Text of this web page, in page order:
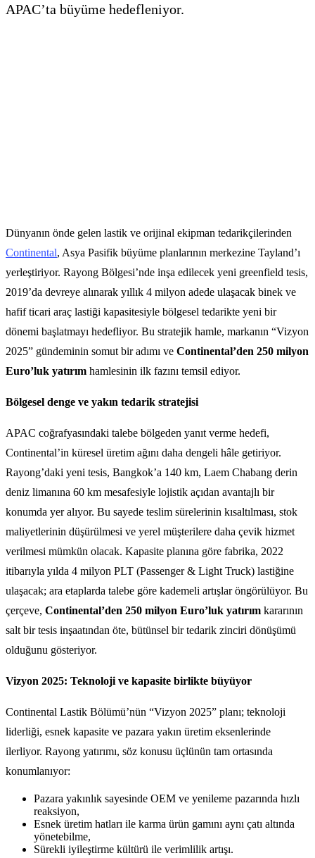
APAC’ta büyüme hedefleniyor.
Dünyanın önde gelen lastik ve orijinal ekipman tedarikçilerinden
Continental, Asya Pasifik büyüme planlarının merkezine Tayland’ı
yerleştiriyor. Rayong Bölgesi’nde inşa edilecek yeni greenfield tesis,
2019’da devreye alınarak yıllık 4 milyon adede ulaşacak binek ve
hafif ticari araç lastiği kapasitesiyle bölgesel tedarikte yeni bir
dönemi başlatmayı hedefliyor. Bu stratejik hamle, markanın “Vizyon
2025” gündeminin somut bir adımı ve Continental’den 250 milyon
Euro’luk yatırım hamlesinin ilk fazını temsil ediyor.
Bölgesel denge ve yakın tedarik stratejisi
APAC coğrafyasındaki talebe bölgeden yanıt verme hedefi,
Continental’in küresel üretim ağını daha dengeli hâle getiriyor.
Rayong’daki yeni tesis, Bangkok’a 140 km, Laem Chabang derin
deniz limanına 60 km mesafesiyle lojistik açıdan avantajlı bir
konumda yer alıyor. Bu sayede teslim sürelerinin kısaltılması, stok
maliyetlerinin düşürülmesi ve yerel müşterilere daha çevik hizmet
verilmesi mümkün olacak. Kapasite planına göre fabrika, 2022
itibarıyla yılda 4 milyon PLT (Passenger & Light Truck) lastiğine
ulaşacak; ara etaplarda talebe göre kademeli artışlar öngörülüyor. Bu
çerçeve, Continental’den 250 milyon Euro’luk yatırım kararının
salt bir tesis inşaatından öte, bütünsel bir tedarik zinciri dönüşümü
olduğunu gösteriyor.
Vizyon 2025: Teknoloji ve kapasite birlikte büyüyor
Continental Lastik Bölümü’nün “Vizyon 2025” planı; teknoloji
liderliği, esnek kapasite ve pazara yakın üretim eksenlerinde
ilerliyor. Rayong yatırımı, söz konusu üçlünün tam ortasında
konumlanıyor:
Pazara yakınlık sayesinde OEM ve yenileme pazarında hızlı
reaksiyon,
Esnek üretim hatları ile karma ürün gamını aynı çatı altında
yönetebilme,
Sürekli iyileştirme kültürü ile verimlilik artışı.